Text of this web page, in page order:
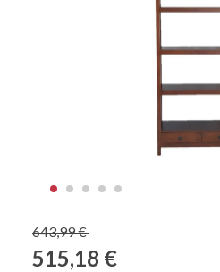
643,99 €
515,18 €